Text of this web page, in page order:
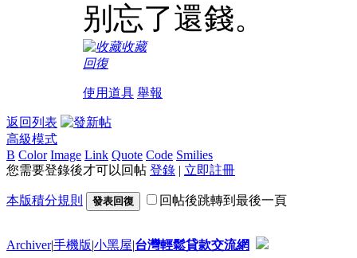
别忘了還錢。
收藏
回復
使用道具 舉報
返回列表
高級模式
B Color Image Link Quote Code Smilies
您需要登錄後才可以回帖 登錄 | 立即註冊
本版積分規則 發表回復 回帖後跳轉到最後一頁
Archiver|手機版|小黑屋|台灣輕鬆貸款交流網